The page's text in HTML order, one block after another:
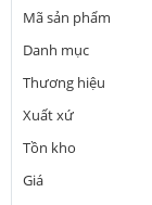
Mã sản phẩm
Danh mục
Thương hiệu
Xuất xứ
Tồn kho
Giá